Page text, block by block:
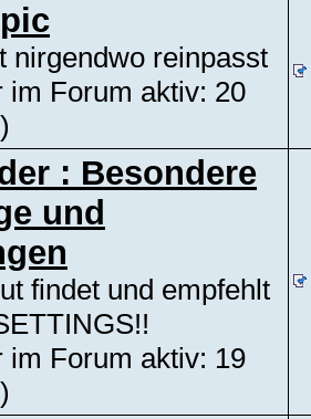
nirgendwo reinpasst
im Forum aktiv: 20
: Besondere
und
findet und empfehlt
im Forum aktiv: 19